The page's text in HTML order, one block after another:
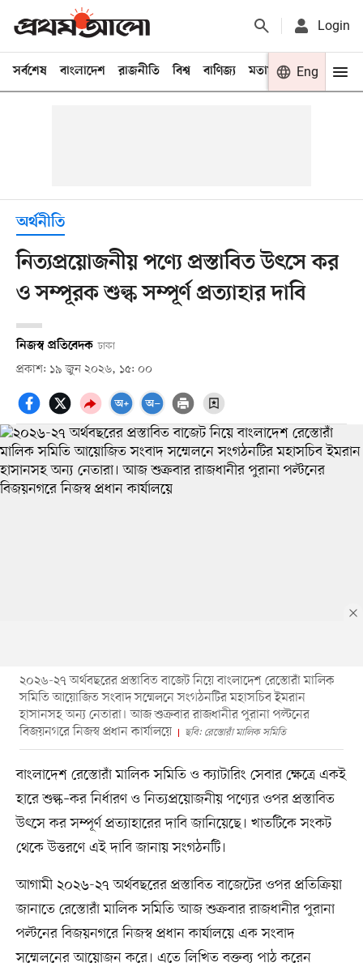
Login
সর্বশেষ বাংলাদেশ রাজনীতি বিশ্ব বাণিজ্য মতামত খেলা
Eng
অর্থনীতি
নিত্যপ্রয়োজনীয় পণ্যে প্রস্তাবিত উৎসে কর
ও সম্পূরক শুল্ক সম্পূর্ণ প্রত্যাহার দাবি
নিজস্ব প্রতিবেদক ঢাকা
প্রকাশ: ১৯ জুন ২০২৬, ১৫: ০০
২০২৬-২৭ অর্থবছরের প্রস্তাবিত বাজেট নিয়ে বাংলাদেশ রেস্তোরাঁ মালিক
সমিতি আয়োজিত সংবাদ সম্মেলনে সংগঠনটির মহাসচিব ইমরান
হাসানসহ অন্য নেতারা। আজ শুক্রবার রাজধানীর পুরানা পল্টনের
বিজয়নগরে নিজস্ব প্রধান কার্যালয়ে
ছবি: রেস্তোরাঁ মালিক সমিতি
বাংলাদেশ রেস্তোরাঁ মালিক সমিতি ও ক্যাটারিং সেবার ক্ষেত্রে একই
হারে শুল্ক–কর নির্ধারণ ও নিত্যপ্রয়োজনীয় পণ্যের ওপর প্রস্তাবিত
উৎসে কর সম্পূর্ণ প্রত্যাহারের দাবি জানিয়েছে। খাতটিকে সংকট
থেকে উত্তরণে এই দাবি জানায় সংগঠনটি।
আগামী ২০২৬-২৭ অর্থবছরের প্রস্তাবিত বাজেটের ওপর প্রতিক্রিয়া
জানাতে রেস্তোরাঁ মালিক সমিতি আজ শুক্রবার রাজধানীর পুরানা
পল্টনের বিজয়নগরে নিজস্ব প্রধান কার্যালয়ে এক সংবাদ
সম্মেলনের আয়োজন করে। এতে লিখিত বক্তব্য পাঠ করেন